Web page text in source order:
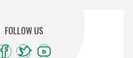
FOLLOW US